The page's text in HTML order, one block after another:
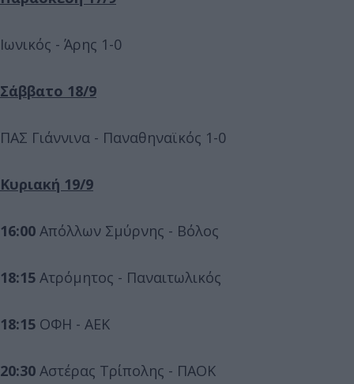
Ιωνικός - Άρης 1-0
Σάββατο 18/9
ΠΑΣ Γιάννινα - Παναθηναϊκός 1-0
Κυριακή 19/9
16:00 Απόλλων Σμύρνης - Βόλος
18:15 Ατρόμητος - Παναιτωλικός
18:15 ΟΦΗ - ΑΕΚ
20:30 Αστέρας Τρίπολης - ΠΑΟΚ